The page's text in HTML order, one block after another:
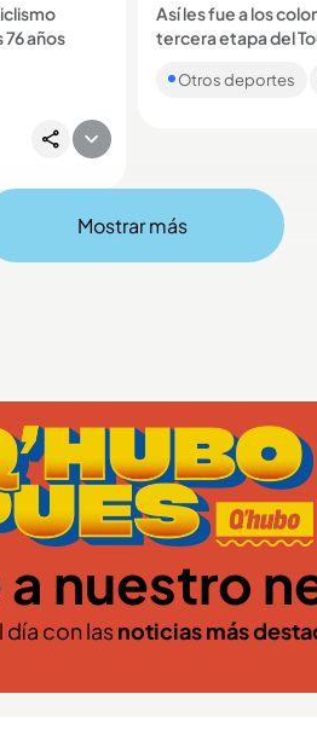
años
clásicos
Así les fue a los
tercera etapa del
tercera etapa del
líder de la general.
Otros deportes
Mostrar más
nuestro
día con lasnoticias más